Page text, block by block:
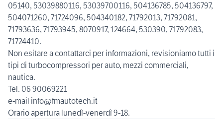
05140, 53039880116, 53039700116, 504136785, 504136797,
504071260, 71724096, 504340182, 71792013, 71792081,
71793636, 71793945, 8070917, 124664, 530390, 71792083,
71724410.
Non esitare a contattarci per informazioni, revisioniamo tutti i
tipi di turbocompressori per auto, mezzi commerciali,
nautica.
Tel. 06 90069221
e-mail info@fmautotech.it
Orario apertura lunedì-venerdì 9-18.